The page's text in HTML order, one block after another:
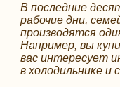
В последние
рабочие дни,
производятся
Например, вы
вас интересует
в холодильнике и